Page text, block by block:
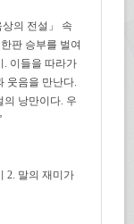
상의 전설」 속
판 승부를 벌여
. 이들을 따라가
웃음을 만난다.
의 낭만이다. 우
2. 말의 재미가